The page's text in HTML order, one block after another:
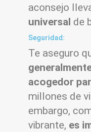
aconsejo
universal de
Seguridad:
Te aseguro
acogedor
millones de
embargo,
vibrante, es